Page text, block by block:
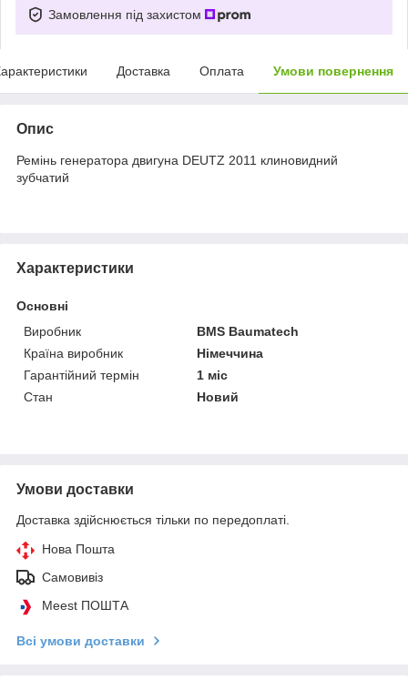
Замовлення під захистом
Доставка Оплата Умови повернення
Опис
Ремінь генератора двигуна DEUTZ 2011 клиновидний
зубчатий
Характеристики
Основні
Виробник
BMS Baumatech
Країна виробник
Німеччина
Гарантійний термін
1 міс
Стан
Новий
Умови доставки
Доставка здійснюється тільки по передоплаті.
Нова Пошта
Самовивіз
Meest ПОШТА
Всі умови доставки